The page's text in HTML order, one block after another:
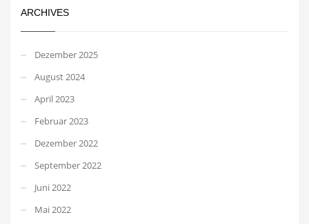
ARCHIVES
Dezember 2025
August 2024
April 2023
Februar 2023
Dezember 2022
September 2022
Juni 2022
Mai 2022